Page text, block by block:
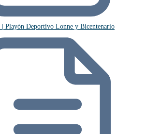
| Playón Deportivo Lonne y Bicentenario